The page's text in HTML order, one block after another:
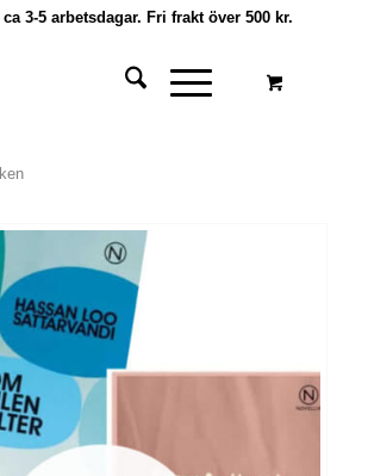
3-5 arbetsdagar. Fri frakt över 500 kr.